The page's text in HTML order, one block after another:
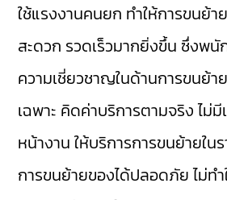
ใช้แรงงานคนยก ทำให้การขนย้า
สะดวก รวดเร็วมากยิ่งขึ้น ซึ่งพนั
ความเชี่ยวชาญในด้านการขนย้า
เฉพาะ คิดค่าบริการตามจริง ไม่มี
หน้างาน ให้บริการการขนย้ายใน
การขนย้ายของได้ปลอดภัย ไม่ทำ